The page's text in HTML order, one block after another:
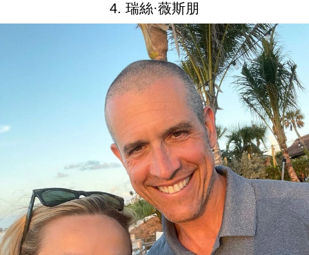
4. 瑞絲·薇斯朋